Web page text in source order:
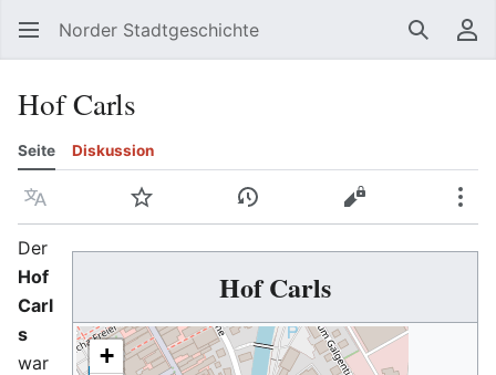
Norder Stadtgeschichte Suchen
Hof Carls
Seite Diskussion
Sprache Beobachten Versionsgeschichte
Quelltext
Hof Carls
+
Der
Hof
Carl
s
war